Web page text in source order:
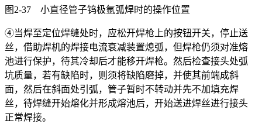
图2-37 小直径管子钨极氩弧焊时的操作位置
④当焊至定位焊缝处时，应松开焊枪上的按钮开关，停止送
丝，借助焊机的焊接电流衰减装置熄弧，但焊枪仍须对准熔
池进行保护，待其冷却后才能移开焊枪。然后检查接头处弧
坑质量，若有缺陷时，则须将缺陷磨掉，并使其前端成斜
面，然后在斜面处引弧，管子暂时不转动并先不加填充焊
丝，待焊缝开始熔化并形成熔池后，开始送进焊丝进行接头
正常焊接。